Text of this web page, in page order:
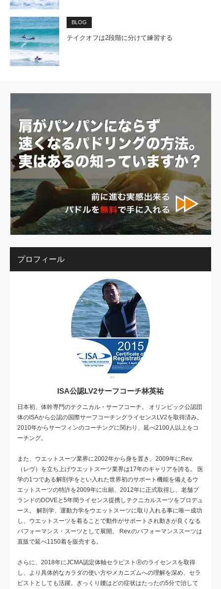
BLOG
テイクオフは2段階に分けて練習する
プロフィール
ISA公認LV2サーフコーチ林英祐
日本初、体幹専門のテクニカル・サーフコーチ。 オリンピック公認団
体のISAから公認の国際サーフコーチングライセンスLV2を取得済み。
2010年からサーフィンのコーチングに関わり、延べ2100人以上をコ
ーチング。
また、ウエットスーツ業界に2002年から身を置き、2009年にRev.
（レヴ）を立ち上げウエットスーツ業界は17年のキャリアを誇る。 医
学の1つである解剖学をとい入れた世界初のサポート機能を備えるウ
エットスーツの特許を2009年に出願、2012年に正式取得し、老舗ブ
ランドのDOVEと5年間ライセンス提携しテクニカルスーツをプロデュ
ース。 解剖学、運動力学をウエットスーツに取り入れる事に唯一成功
し、ウエットスーツを着ることで動作がサポートされ動きが良くなる
パフォーマンス・スーツとして展開。 Rev.のパフォーマンススーツは
直販で延べ1150着を販売する。
さらに、2018年にJCMA認定体軸セラピストⓇのライセンスを取得
し、より具体的なカラダの使い方やメカニズムへの理解を深め、セラ
ピストとしても活躍。ぎっくり腰はどの症状はたったの5分で治して